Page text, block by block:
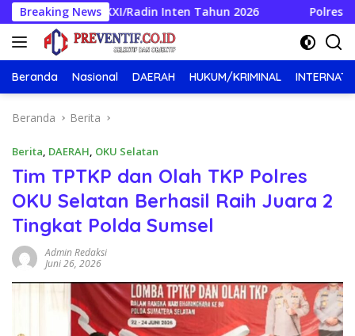
Langsung
ke
konten
Breaking News
XXI/Radin Inten Tahun 2026 Polres Tulang Bawang
Beranda Nasional DAERAH HUKUM/KRIMINAL
Beranda Berita
Berita, DAERAH, OKU Selatan
Tim TPTKP dan Olah TKP Polres
OKU Selatan Berhasil Raih Juara 2
Tingkat Polda Sumsel
Admin Redaksi
Juni 26, 2026